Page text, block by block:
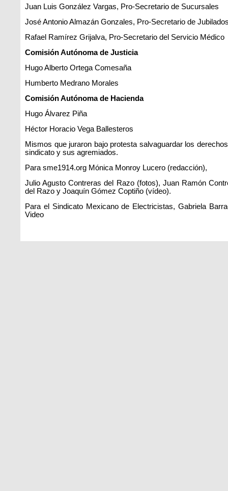
Juan Luis González Vargas, Pro-Secretario de Sucursales
José Antonio Almazán Gonzales, Pro-Secretario de
Rafael Ramírez Grijalva, Pro-Secretario del Servicio Médico
Comisión Autónoma de Justicia
Hugo Alberto Ortega Comesaña
Humberto Medrano Morales
Comisión Autónoma de Hacienda
Hugo Álvarez Piña
Héctor Horacio Vega Ballesteros
Mismos que juraron bajo protesta salvaguardar los
sindicato y sus agremiados.
Para sme1914.org Mónica Monroy Lucero (redacción),
Julio Agusto Contreras del Razo (fotos), Juan Ramón
del Razo y Joaquín Gómez Coptiño (vídeo).
Para el Sindicato Mexicano de Electricistas, Gabriela
Video